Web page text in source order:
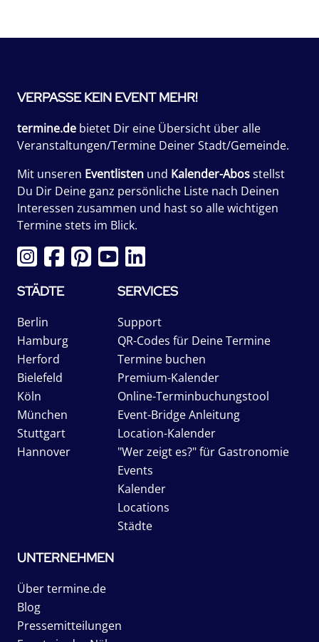
VERPASSE KEIN EVENT MEHR!
termine.de bietet Dir eine Übersicht über alle
Veranstaltungen/Termine Deiner Stadt/Gemeinde.
Mit unseren Eventlisten und Kalender-Abosstellst
Du Dir Deine ganz persönliche Liste nach Deinen
Interessen zusammen und hast so alle wichtigen
Termine stets im Blick.
STÄDTE
Berlin
Hamburg
Herford
Bielefeld
Köln
München
Stuttgart
Hannover
SERVICES
Support
QR-Codes für Deine Termine
Termine buchen
Premium-Kalender
Online-Terminbuchungstool
Event-Bridge Anleitung
Location-Kalender
"Wer zeigt es?" für Gastronomie
Events
Kalender
Locations
Städte
UNTERNEHMEN
Über termine.de
Blog
Pressemitteilungen